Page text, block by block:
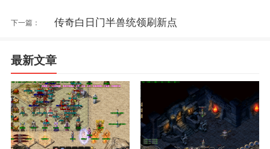
下一篇： 传奇白日门半兽统领刷新点
最新文章